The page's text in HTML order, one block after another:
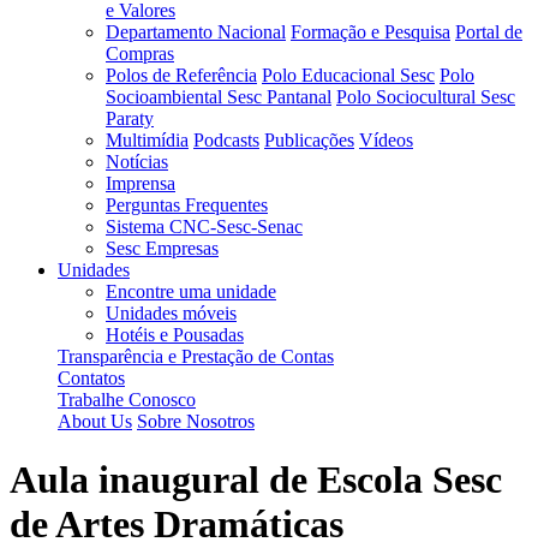
e Valores
Departamento Nacional Formação e Pesquisa Portal de
Compras
Polos de Referência Polo Educacional Sesc Polo
Socioambiental Sesc Pantanal Polo Sociocultural Sesc
Paraty
Multimídia Podcasts Publicações Vídeos
Notícias
Imprensa
Perguntas Frequentes
Sistema CNC-Sesc-Senac
Sesc Empresas
Unidades
Encontre uma unidade
Unidades móveis
Hotéis e Pousadas
Transparência e Prestação de Contas
Contatos
Trabalhe Conosco
About Us Sobre Nosotros
Aula inaugural de Escola Sesc
de Artes Dramáticas